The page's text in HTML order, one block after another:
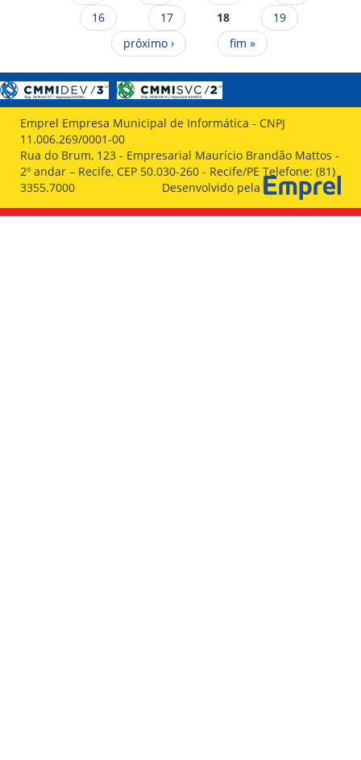
16
17 18
19
próximo ›
fim »
Emprel Empresa Municipal de Informática - CNPJ
11.006.269/0001-00
Rua do Brum, 123 - Empresarial Maurício Brandão Mattos -
2º andar – Recife, CEP 50.030-260 - Recife/PE Telefone: (81)
3355.7000
Desenvolvido pela